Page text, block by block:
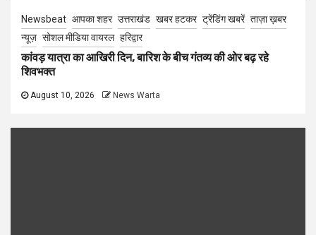
Newsbeat आपका शहर उत्तराखंड खबर हटकर ट्रेंडिंग खबरें ताज़ा ख़बर
न्यूज़ सोशल मीडिया वायरल हरिद्वार
कांवड़ यात्रा का आखिरी दिन, बारिश के बीच गंतव्य की ओर बढ़ रहे
शिवभक्त
August 10, 2026 News Warta